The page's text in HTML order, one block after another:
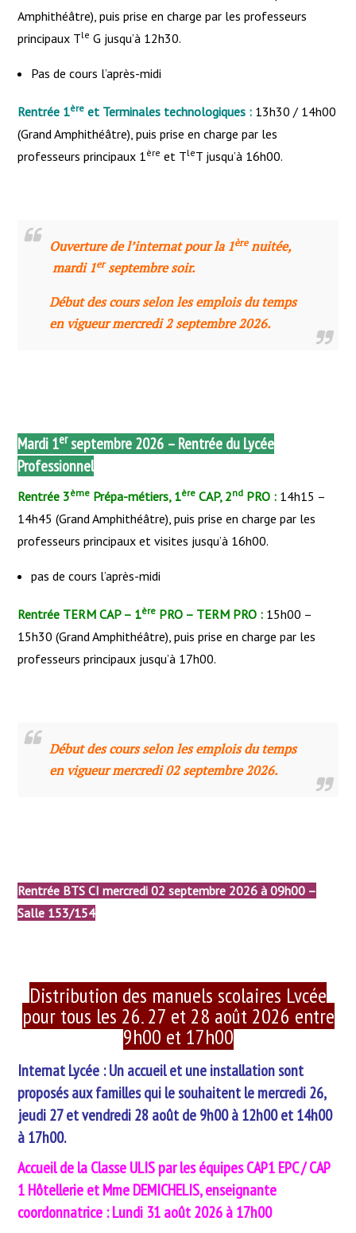
Amphithéâtre), puis prise en charge par les professeurs
principaux Tle G jusqu’à 12h30.
Pas de cours l’après-midi
Rentrée 1ère et Terminales technologiques : 13h30 / 14h00
(Grand Amphithéâtre), puis prise en charge par les
professeurs principaux 1ère et TleT jusqu’à 16h00.
Ouverture de l’internat pour la 1èrenuitée,
mardi 1erseptembre soir.
Début des cours selon les emplois du temps
en vigueur mercredi 2 septembre 2026.
Mardi 1erseptembre 2026 – Rentrée du Lycée
Professionnel
Rentrée 3ème Prépa-métiers, 1ère CAP, 2nd PRO : 14h15 –
14h45 (Grand Amphithéâtre), puis prise en charge par les
professeurs principaux et visites jusqu’à 16h00.
pas de cours l’après-midi
Rentrée TERM CAP – 1ère PRO – TERM PRO : 15h00 –
15h30 (Grand Amphithéâtre), puis prise en charge par les
professeurs principaux jusqu’à 17h00.
Début des cours selon les emplois du temps
en vigueur mercredi 02 septembre 2026.
Rentrée BTS CI mercredi 02 septembre 2026 à 09h00 –
Salle 153/154
Distribution des manuels scolaires Lycée
pour tous les 26, 27 et 28 août 2026 entre
9h00 et 17h00
Internat Lycée : Un accueil et une installation sont
proposés aux familles qui le souhaitent le mercredi 26,
jeudi 27 et vendredi 28 août de 9h00 à 12h00 et 14h00
à 17h00.
Accueil de la Classe ULIS par les équipes CAP1 EPC / CAP
1 Hôtellerie et Mme DEMICHELIS, enseignante
coordonnatrice : Lundi 31 août 2026 à 17h00